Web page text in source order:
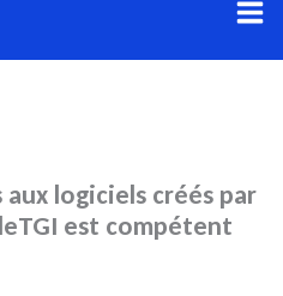
logiciels créés par
est compétent